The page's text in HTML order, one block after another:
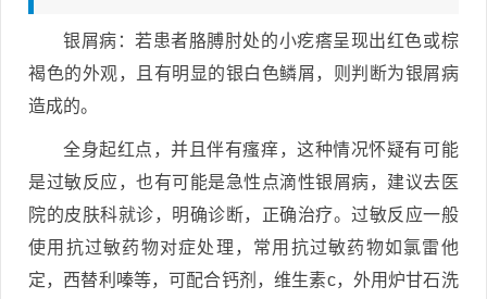
银屑病：若患者胳膊肘处的小疙瘩呈现出红色或棕
褐色的外观，且有明显的银白色鳞屑，则判断为银屑病
造成的。
全身起红点，并且伴有瘙痒，这种情况怀疑有可能
是过敏反应，也有可能是急性点滴性银屑病，建议去医
院的皮肤科就诊，明确诊断，正确治疗。过敏反应一般
使用抗过敏药物对症处理，常用抗过敏药物如氯雷他
定，西替利嗪等，可配合钙剂，维生素c，外用炉甘石洗